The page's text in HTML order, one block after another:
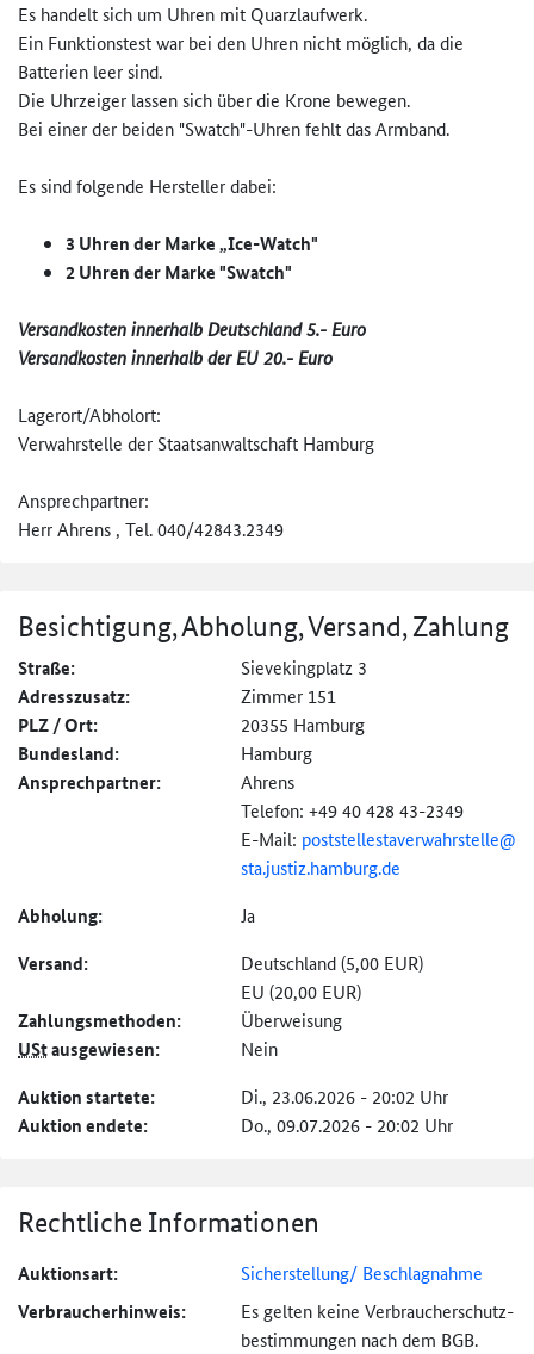
Es handelt sich um Uhren mit Quarzlaufwerk.
Ein Funktionstest war bei den Uhren nicht möglich, da die
Batterien leer sind.
Die Uhrzeiger lassen sich über die Krone bewegen.
Bei einer der beiden "Swatch"-Uhren fehlt das Armband.
Es sind folgende Hersteller dabei:
3 Uhren der Marke „Ice-Watch"
2 Uhren der Marke "Swatch"
Versandkosten innerhalb Deutschland 5.- Euro
Versandkosten innerhalb der EU 20.- Euro
Lagerort/Abholort:
Verwahrstelle der Staatsanwaltschaft Hamburg
Ansprechpartner:
Herr Ahrens , Tel. 040/42843.2349
Besichtigung, Abholung, Versand, Zahlung
Straße: Sievekingplatz 3
Adresszusatz: Zimmer 151
PLZ / Ort: 20355 Hamburg
Bundesland: Hamburg
Ansprechpartner:
Ahrens
Telefon: +49 40 428 43-2349
E-Mail: poststellestaverwahrstelle@
sta.justiz.hamburg.de
Abholung: Ja
Versand:
Deutschland (5,00 EUR)
EU (20,00 EUR)
Zahlungs­methoden: Überweisung
UStausgewiesen: Nein
Auktion startete: Di., 23.06.2026 - 20:02 Uhr
Auktion endete: Do., 09.07.2026 - 20:02 Uhr
Rechtliche Informationen
Auktionsart: Sicherstellung/ Beschlagnahme
Verbraucher­hinweis:
Es gelten keine Verbraucher­schutz­
bestimmungen nach dem BGB.